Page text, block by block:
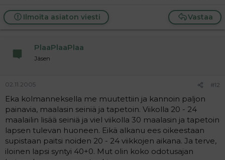
Vastaa
Ilmoita asiaton viesti
PlaaPlaaPlaa
Jäsen
02.11.2005 #12
Eka kolmanneksella me muutettiin ja kannoin paljon
painavia, maalasin seiniä ja tapetoin. Viikolla 20 - 24
maalailin lisää seiniä ja viel viikolla 30 maalasin ja tapetoin
lapsen tulevan huoneen. Eikä alkanu ees oikeestaan
supistaan paitsi noiden 20 - 24 viikkojen aikana. Ja terve,
iloinen lapsi syntyi 40+0. Mut olin koko odotusajan